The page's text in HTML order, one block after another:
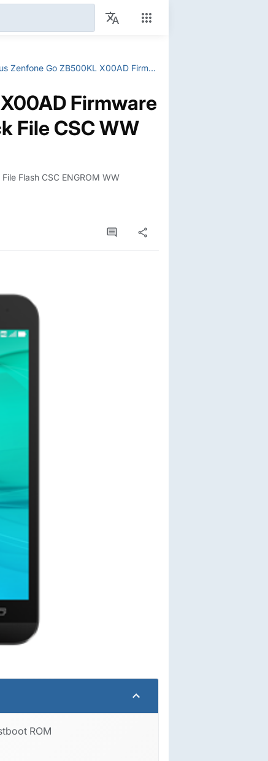
Asus Zenfone Go ZB500KL X00AD Firmware File Flash StockROM Unbrick File CSC WW ROM
Firmware
File CSC WW
Flash CSC ENGROM WW
ROM